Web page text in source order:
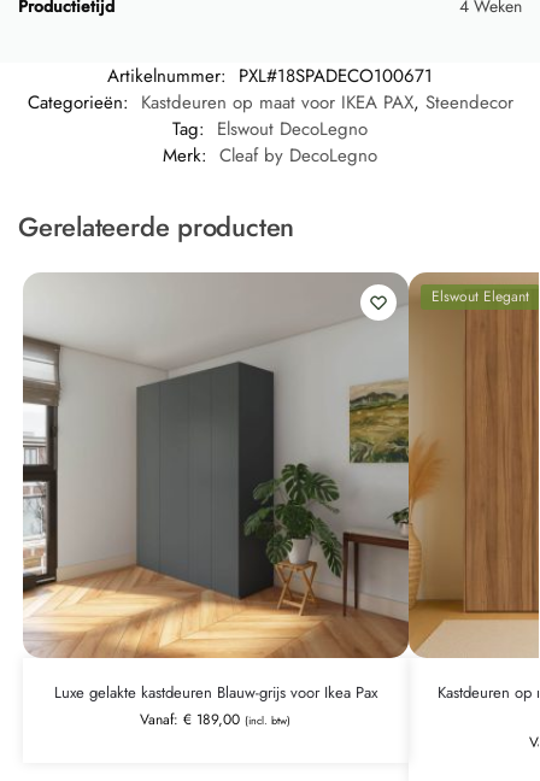
Productietijd 4 Weken
Artikelnummer: PXL#18SPADECO100671
Categorieën: Kastdeuren op maat voor IKEA PAX, Steendecor
Tag: Elswout DecoLegno
Merk: Cleaf by DecoLegno
Gerelateerde producten
Luxe gelakte kastdeuren Blauw-grijs voor Ikea Pax
Vanaf:€ 189,00 (incl. btw)
Elswout Elegant
Kastdeuren